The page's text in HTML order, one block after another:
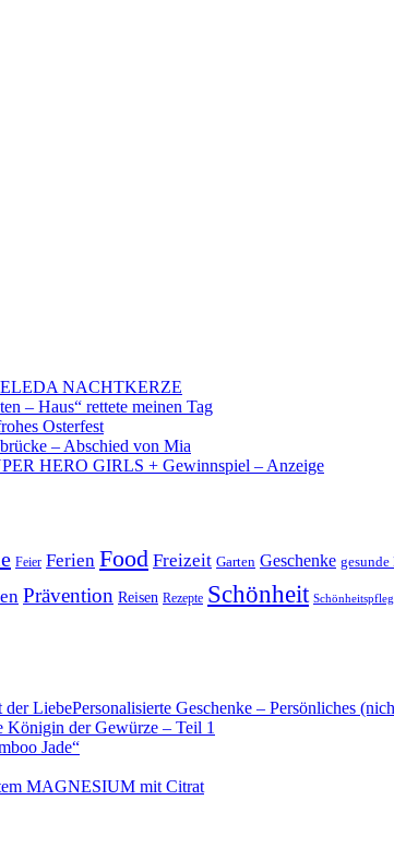
NACHTKERZE
– Haus“ rettete meinen Tag
Osterfest
– Abschied von Mia
HERO GIRLS + Gewinnspiel – Anzeige
Feier Ferien Food Freizeit Garten Geschenke gesunde
Prävention Reisen Rezepte Schönheit
Personalisierte Geschenke – Persönliches
Königin der Gewürze – Teil 1
Jade“
MAGNESIUM mit Citrat